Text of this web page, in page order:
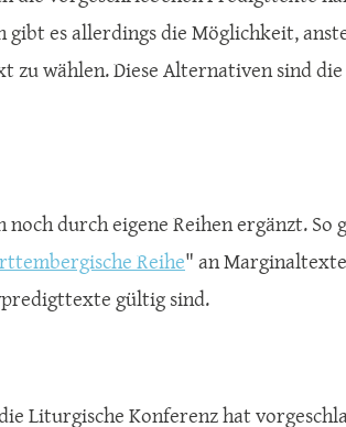
es allerdings die Möglichkeit,
wählen. Diese Alternativen sind
durch eigene Reihen ergänzt. So
Reihe" an
gültig sind.
Liturgische Konferenz hat